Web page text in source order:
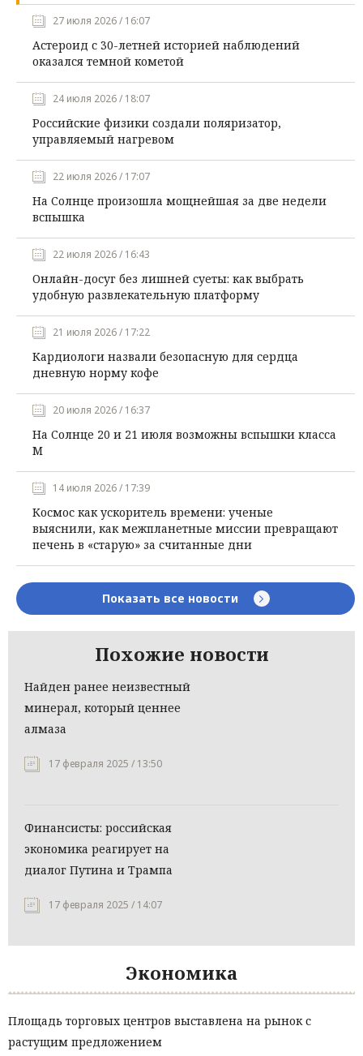
27 июля 2026 / 16:07
Астероид с 30-летней историей наблюдений
оказался темной кометой
24 июля 2026 / 18:07
Российские физики создали поляризатор,
управляемый нагревом
22 июля 2026 / 17:07
На Солнце произошла мощнейшая за две недели
вспышка
22 июля 2026 / 16:43
Онлайн-досуг без лишней суеты: как выбрать
удобную развлекательную платформу
21 июля 2026 / 17:22
Кардиологи назвали безопасную для сердца
дневную норму кофе
20 июля 2026 / 16:37
На Солнце 20 и 21 июля возможны вспышки класса
М
14 июля 2026 / 17:39
Космос как ускоритель времени: ученые
выяснили, как межпланетные миссии превращают
печень в «старую» за считанные дни
Показать все новости
Похожие новости
Найден ранее неизвестный
минерал, который ценнее
алмаза
17 февраля 2025 / 13:50
Финансисты: российская
экономика реагирует на
диалог Путина и Трампа
17 февраля 2025 / 14:07
Экономика
Площадь торговых центров выставлена на рынок с
растущим предложением